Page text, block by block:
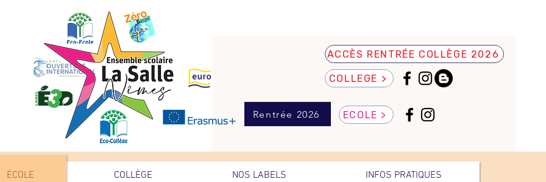
ACCÈS RENTRÉE COLLÈGE 2026
COLLEGE >
Rentrée 2026 ECOLE >
ÉCOLE COLLÈGE NOS LABELS INFOS PRATIQUES